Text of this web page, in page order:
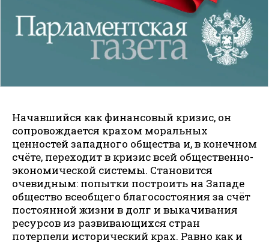
Начавшийся как финансовый кризис, он
сопровождается крахом моральных
ценностей западного общества и, в конечном
счёте, переходит в кризис всей общественно-
экономической системы. Становится
очевидным: попытки построить на Западе
общество всеобщего благосостояния за счёт
постоянной жизни в долг и выкачивания
ресурсов из развивающихся стран
потерпели исторический крах. Равно как и